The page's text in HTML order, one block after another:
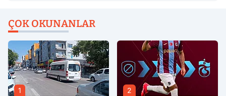
ÇOK OKUNANLAR
1 2